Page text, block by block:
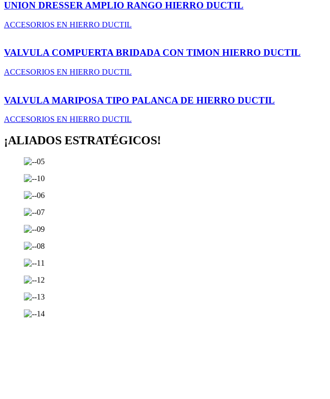
UNION DRESSER AMPLIO RANGO HIERRO DUCTIL
ACCESORIOS EN HIERRO DUCTIL
VALVULA COMPUERTA BRIDADA CON TIMON HIERRO DUCTIL
ACCESORIOS EN HIERRO DUCTIL
VALVULA MARIPOSA TIPO PALANCA DE HIERRO DUCTIL
ACCESORIOS EN HIERRO DUCTIL
¡ALIADOS ESTRATÉGICOS!